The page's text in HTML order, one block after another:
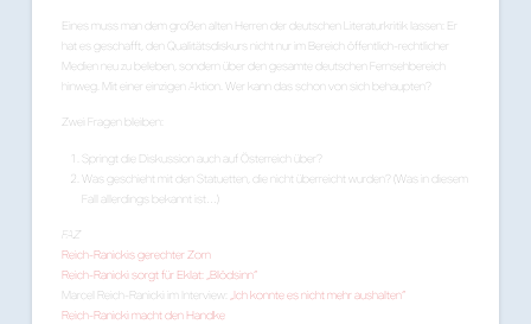
Eines muss man dem großen alten Herren der deutschen Literaturkritik lassen: Er
hat es geschafft, den Qualitätsdiskurs nicht nur im Bereich öffentlich-rechtlicher
Medien neu zu beleben, sondern über den gesamte deutschen Fernsehbereich
hinweg. Mit einer einzigen Aktion. Wer kann das schon von sich behaupten?
Zwei Fragen bleiben:
Springt die Diskussion auch auf Österreich über?
Was geschieht mit den Statuetten, die nicht überreicht wurden? (Was in diesem
Fall allerdings bekannt ist…)
FAZ
Reich-Ranickis gerechter Zorn
Reich-Ranicki sorgt für Eklat: „Blödsinn“
Marcel Reich-Ranicki im Interview: „Ich konnte es nicht mehr aushalten“
Reich-Ranicki macht den Handke